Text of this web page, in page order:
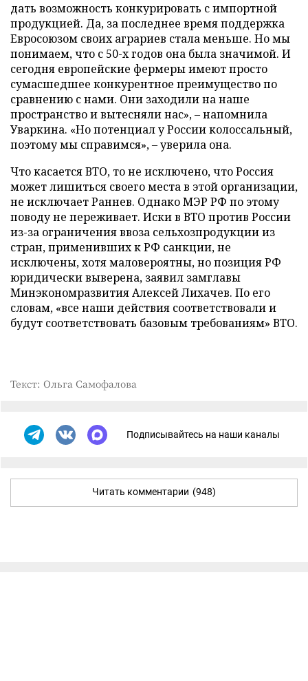
дать возможность конкурировать с импортной
продукцией. Да, за последнее время поддержка
Евросоюзом своих аграриев стала меньше. Но мы
понимаем, что с 50-х годов она была значимой. И
сегодня европейские фермеры имеют просто
сумасшедшее конкурентное преимущество по
сравнению с нами. Они заходили на наше
пространство и вытесняли нас», – напомнила
Уваркина. «Но потенциал у России колоссальный,
поэтому мы справимся», – уверила она.
Что касается ВТО, то не исключено, что Россия
может лишиться своего места в этой организации,
не исключает Раннев. Однако МЭР РФ по этому
поводу не переживает. Иски в ВТО против России
из-за ограничения ввоза сельхозпродукции из
стран, применивших к РФ санкции, не
исключены, хотя маловероятны, но позиция РФ
юридически выверена, заявил замглавы
Минэкономразвития Алексей Лихачев. По его
словам, «все наши действия соответствовали и
будут соответствовать базовым требованиям» ВТО.
Текст: Ольга Самофалова
Подписывайтесь на наши каналы
Читать комментарии (948)